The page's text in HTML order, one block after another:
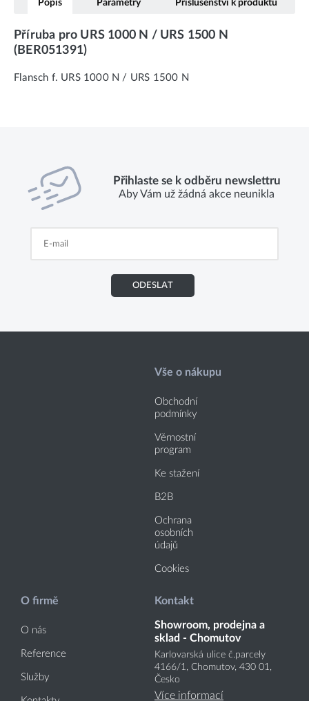
Popis Parametry Příslušenství k produktu
Příruba pro URS 1000 N / URS 1500 N
(BER051391)
Flansch f. URS 1000 N / URS 1500 N
Přihlaste se k odběru newslettru
Aby Vám už žádná akce neunikla
ODESLAT
Vše o nákupu
Obchodní
podmínky
Věrnostní
program
Ke stažení
B2B
Ochrana
osobních
údajů
Cookies
O firmě
O nás
Reference
Služby
Kontakt
Showroom, prodejna a
sklad - Chomutov
Karlovarská ulice č.parcely
4166/1, Chomutov, 430 01,
Česko
Více informací